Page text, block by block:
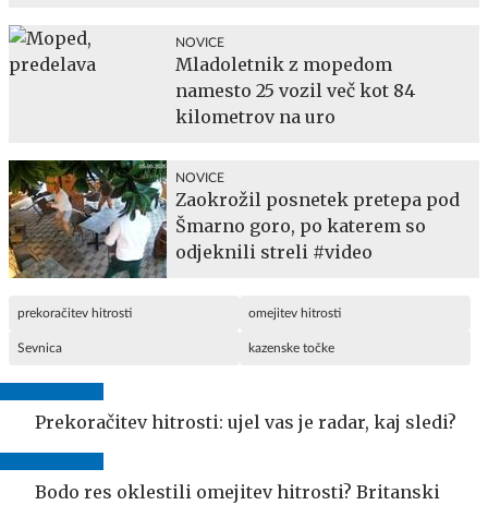
NOVICE
Mladoletnik z mopedom
namesto 25 vozil več kot 84
kilometrov na uro
NOVICE
Zaokrožil posnetek pretepa pod
Šmarno goro, po katerem so
odjeknili streli #video
prekoračitev hitrosti omejitev hitrosti
Sevnica kazenske točke
Prekoračitev hitrosti: ujel vas je radar, kaj sledi?
Bodo res oklestili omejitev hitrosti? Britanski